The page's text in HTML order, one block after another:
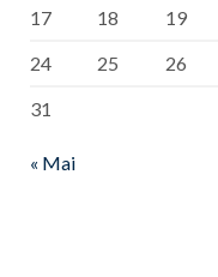
17
18 19
24
25 26
31
« Mai